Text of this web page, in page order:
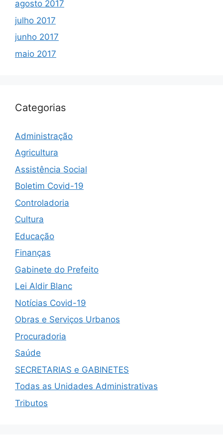
agosto 2017
julho 2017
junho 2017
maio 2017
Categorias
Administração
Agricultura
Assistência Social
Boletim Covid-19
Controladoria
Cultura
Educação
Finanças
Gabinete do Prefeito
Lei Aldir Blanc
Notícias Covid-19
Obras e Serviços Urbanos
Procuradoria
Saúde
SECRETARIAS e GABINETES
Todas as Unidades Administrativas
Tributos